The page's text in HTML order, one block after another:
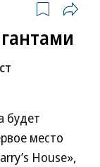
будет
место
House»,